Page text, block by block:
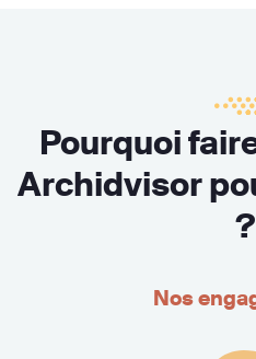
Pourquoi
Archidvisor
?
Nos